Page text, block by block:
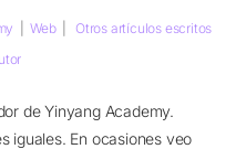
Web
Otros artículos escritos
de Yinyang Academy.
iguales. En ocasiones veo